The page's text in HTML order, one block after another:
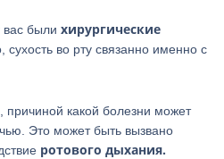
вас былихирургические
сухость во рту связанно именно с
какой болезни может
Это может быть вызвано
ротового дыхания.